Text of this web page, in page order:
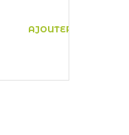
AJOUTER AU PANIER